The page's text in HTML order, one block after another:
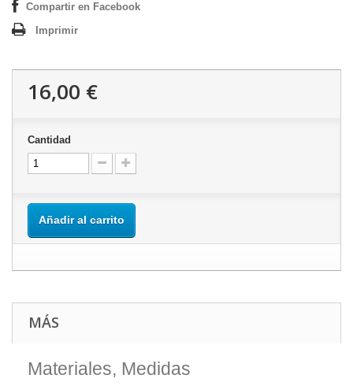
Compartir en Facebook
Imprimir
16,00 €
Cantidad
Añadir al carrito
MÁS
Materiales, Medidas